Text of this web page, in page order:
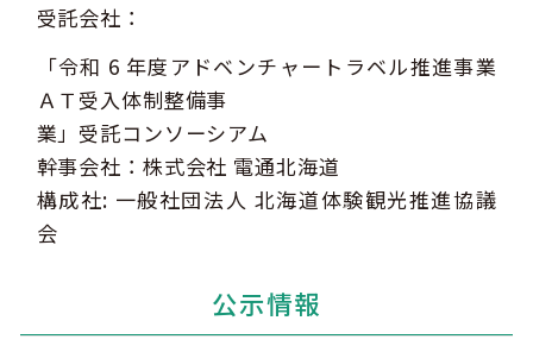
このサイトについて
動画ライブラリー フォトライブラリー
お問い合わせ
受託会社
「令和 6 年度アドベンチャートラベル推進事業
ＡＴ受入体制整備事
業」受託コンソーシアム
幹事会社：株式会社 電通北海道
構成社: 一般社団法人 北海道体験観光推進協議
会
公示情報